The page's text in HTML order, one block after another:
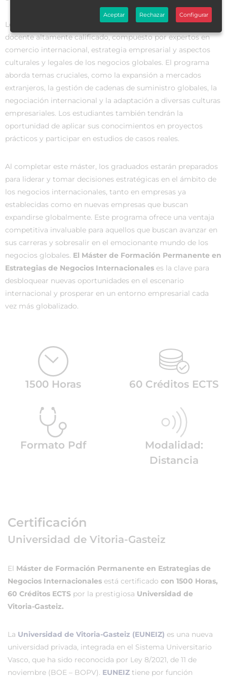
Los participantes del máster se beneficiarán de un cuerpo
docente altamente calificado, compuesto por expertos en
comercio internacional, estrategia empresarial y aspectos
culturales y legales de los negocios globales. El programa
aborda temas cruciales, como la expansión a mercados
extranjeros, la gestión de cadenas de suministro globales, la
negociación internacional y la adaptación a diversas culturas
empresariales. Los estudiantes también tendrán la
oportunidad de aplicar sus conocimientos en proyectos
prácticos y participar en estudios de casos reales.
Al completar este máster, los graduados estarán preparados
para liderar y tomar decisiones estratégicas en el ámbito de
los negocios internacionales, tanto en empresas ya
establecidas como en nuevas empresas que buscan
expandirse globalmente. Este programa ofrece una ventaja
competitiva invaluable para aquellos que buscan avanzar en
sus carreras y sobresalir en el emocionante mundo de los
negocios globales. El Máster de Formación Permanente en
Estrategias de Negocios Internacionales es la clave para
desbloquear nuevas oportunidades en el escenario
internacional y prosperar en un entorno empresarial cada
vez más globalizado.
1500 Horas 60 Créditos ECTS
Formato Pdf
Modalidad:
Distancia
Certificación
Universidad de Vitoria-Gasteiz
El Máster de Formación Permanente en Estrategias de
Negocios Internacionales está certificado con 1500 Horas,
60 Créditos ECTS por la prestigiosa Universidad de
Vitoria-Gasteiz.
La Universidad de Vitoria-Gasteiz (EUNEIZ) es una nueva
universidad privada, integrada en el Sistema Universitario
Vasco, que ha sido reconocida por Ley 8/2021, de 11 de
noviembre (BOE – BOPV). EUNEIZ tiene por función
Aceptar Rechazar Configurar